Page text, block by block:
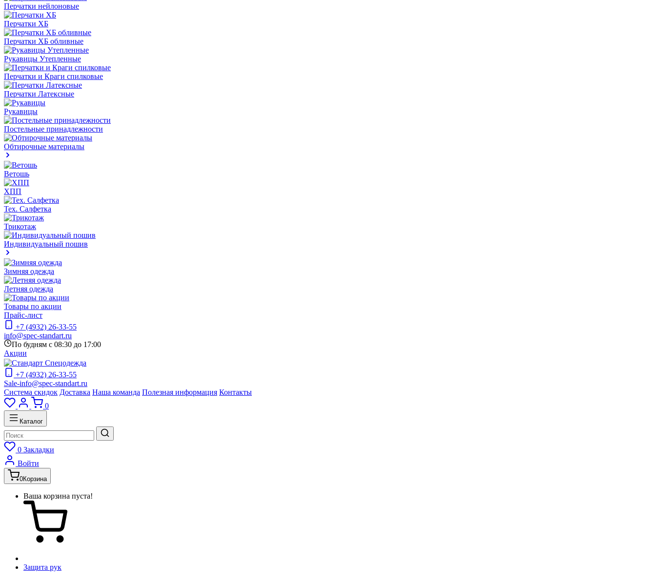
Перчатки нейлоновые
Перчатки ХБ
Перчатки ХБ обливные
Рукавицы Утепленные
Перчатки и Краги спилковые
Перчатки Латексные
Рукавицы
Постельные принадлежности
Обтирочные материалы
Ветошь
ХПП
Тех. Салфетка
Трикотаж
Индивидуальный пошив
Зимняя одежда
Летняя одежда
Товары по акции
Прайс-лист
+7 (4932) 26-33-55
info@spec-standart.ru
По будням с 08:30 до 17:00
Акции
+7 (4932) 26-33-55
Sale-info@spec-standart.ru
Система скидок Доставка Наша команда Полезная информация Контакты
0
Каталог
0 Закладки
Войти
0Корзина
Ваша корзина пуста!
Защита рук